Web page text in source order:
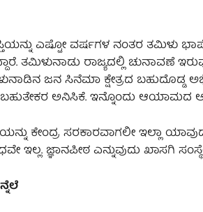
ಎಷ್ಟೋ ವರ್ಷಗಳ ನಂತರ ತಮಿಳು
ತಮಿಳುನಾಡು ರಾಜ್ಯದಲ್ಲಿ ಚುನಾವಣೆ
ಜನ ಸಿನೆಮಾ ಕ್ಷೇತ್ರದ ಬಹುದೊಡ್ಡ
ಅನಿಸಿಕೆ. ಇನ್ನೊಂದು
ಕೇಂದ್ರ ಸರಕಾರವಾಗಲೀ ಇಲ್ಲಾ
ಇಲ್ಲ. ಜ್ಞಾನಪೀಠ ಎನ್ನುವುದು ಖಾಸಗಿ